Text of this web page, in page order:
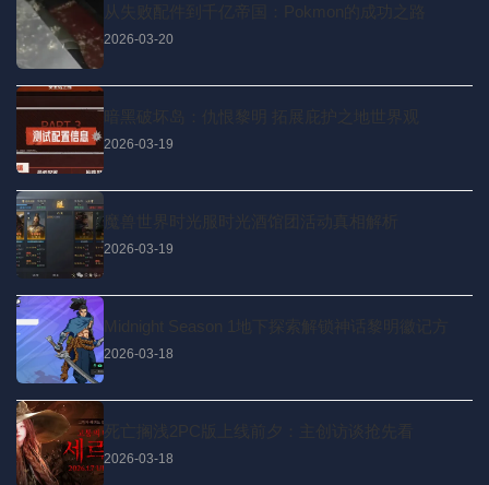
从失败配件到千亿帝国：Pokmon的成功之路
2026-03-20
暗黑破坏岛：仇恨黎明 拓展庇护之地世界观
2026-03-19
魔兽世界时光服时光酒馆团活动真相解析
2026-03-19
Midnight Season 1地下探索解锁神话黎明徽记方
2026-03-18
死亡搁浅2PC版上线前夕：主创访谈抢先看
2026-03-18